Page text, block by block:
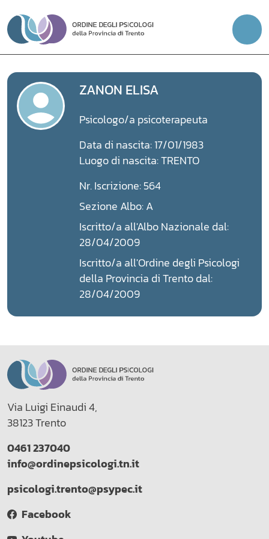
Vai
ZANON ELISA
Psicologo/a psicoterapeuta
Data di nascita: 17/01/1983
Luogo di nascita: TRENTO
Nr. Iscrizione: 564
Sezione Albo: A
Iscritto/a all'Albo Nazionale dal:
28/04/2009
Iscritto/a all'Ordine degli Psicologi
della Provincia di Trento dal:
28/04/2009
Via Luigi Einaudi 4,
38123 Trento
0461 237040
info@ordinepsicologi.tn.it
psicologi.trento@psypec.it
Facebook